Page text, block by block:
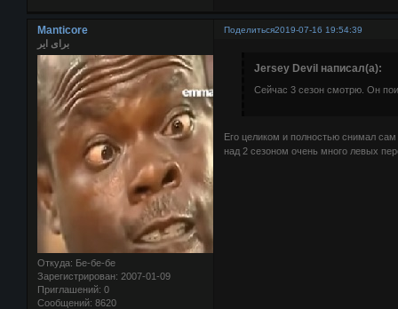
Поделиться2019-07-16 19:54:39
Manticore
برای ایر
Откуда: Бе-бе-бе
Зарегистрирован: 2007-01-09
Приглашений: 0
Сообщений: 8620
Jersey Devil написал(а):
Сейчас 3 сезон смотрю. Он
Его целиком и полностью снимал
над 2 сезоном очень много левых